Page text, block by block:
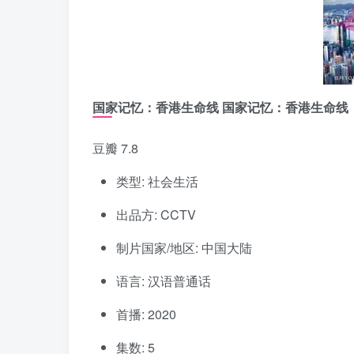
国家记忆：香港生命线 国家记忆：香港生命线
豆瓣 7.8
类型: 社会生活
出品方: CCTV
制片国家/地区: 中国大陆
语言: 汉语普通话
首播: 2020
集数: 5